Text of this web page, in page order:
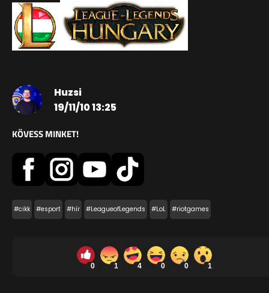
Huzsi
19/11/10 13:25
KÖVESS MINKET!
#cikk #esport #hír #LeagueofLegends #LoL #riotgames
0 1 4 0 0 1